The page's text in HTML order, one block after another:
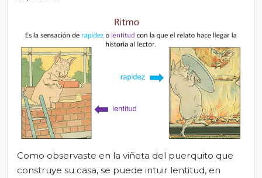
Como observaste en la viñeta del puerquito que
construye su casa, se puede intuir lentitud, en